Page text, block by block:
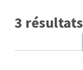
3 résultats